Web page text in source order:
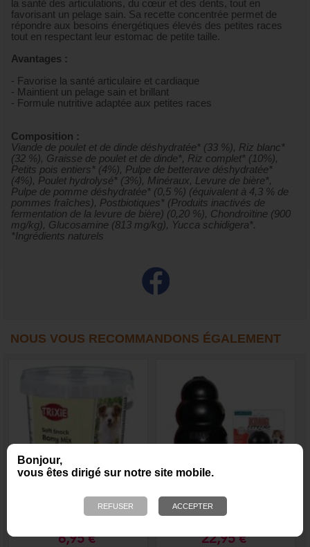
Bonjour,
vous êtes dirigé sur notre site mobile.
la santé des articulations, du cœur et des dents, tout en
favorisant un pelage sain. Sa recette concentrée permet de
répondre aux besoins énergétiques élevés des petites races
tout en respectant leur estomac de petite taille.
Avantages :
- Favorise la santé articulaire et cardiaque
- Maintient un pelage sain et brillant
- Formule nutritive adaptée aux petites races
Composition :
Viande de poulet et de dinde déshydratée* (33 %), Riz blanc*
(32 %), Graisse de poulet et de dinde*, Riz complet* (10%),
Petits pois entiers* (4%), Pulpe de betterave déshydratée*
(4%), Poulet hydrolysé* (3%), Minéraux, Levure de bière*,
Pulpe de pomme déshydratée* (0,5 %) (équivalent à 4,3 % de
pommes fraîches), Postbiotiques* (Produits inactivés de
fermentation de la levure de bière) (0,20 %), Chondroïtine (900
mg/kg), Glucosamine (813 mg/kg), Yucca schidigera*.
*Ingrédients naturels
NOUS VOUS RECOMMANDONS ÉGALEMENT
Friandises Bony Mix -
Poulet, agneau, saumon
6,95 €
Jouet KONG Extrem
22,95 €